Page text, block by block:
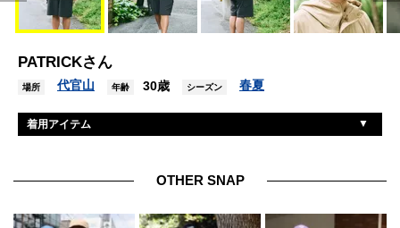
PATRICKさん
場所 代官山 年齢 30歳 シーズン 春夏
着用アイテム
Tシャツ ユニクロ
OTHER SNAP